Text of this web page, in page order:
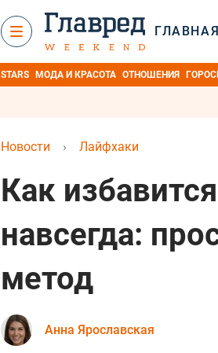
ГЛАВНАЯ
STARS МОДА И КРАСОТА ОТНОШЕНИЯ
Новости › Лайфхаки
Как
навсегда:
метод
Анна Ярославская